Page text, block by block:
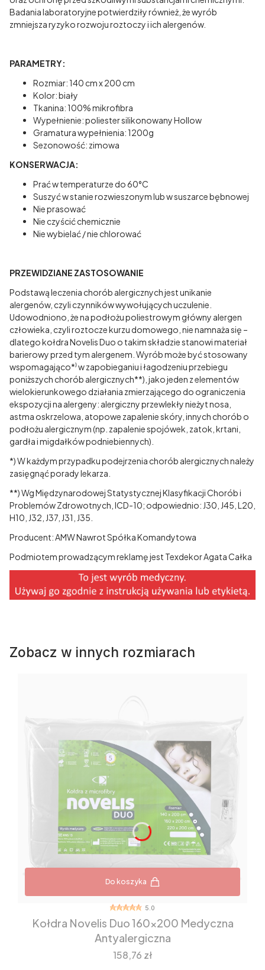
Badania laboratoryjne potwierdziły również, że wyrób
zmniejsza ryzyko rozwoju roztoczy i ich alergenów.
PARAMETRY:
Rozmiar: 140 cm x 200 cm
Kolor: biały
Tkanina: 100% mikrofibra
Wypełnienie: poliester silikonowany Hollow
Gramatura wypełnienia: 1200g
Sezonowość: zimowa
KONSERWACJA:
Prać w temperaturze do 60°C
Suszyć w stanie rozwieszonym lub w suszarce bębnowej
Nie prasować
Nie czyścić chemicznie
Nie wybielać / nie chlorować
PRZEWIDZIANE ZASTOSOWANIE
Podstawą leczenia chorób alergicznych jest unikanie
alergenów, czyli czynników wywołujących uczulenie.
Udowodniono, że na podłożu poliestrowym główny alergen
człowieka, czyli roztocze kurzu domowego, nie namnaża się –
dlatego kołdra Novelis Duo o takim składzie stanowi materiał
barierowy przed tym alergenem. Wyrób może być stosowany
wspomagająco*⁾ w zapobieganiu i łagodzeniu przebiegu
poniższych chorób alergicznych**), jako jeden z elementów
wielokierunkowego działania zmierzającego do ograniczenia
ekspozycji na alergeny: alergiczny przewlekły nieżyt nosa,
astma oskrzelowa, atopowe zapalenie skóry, innych chorób o
podłożu alergicznym (np. zapalenie spojówek, zatok, krtani,
gardła i migdałków podniebiennych).
*) W każdym przypadku podejrzenia chorób alergicznych należy
zasięgnąć porady lekarza.
**) Wg Międzynarodowej Statystycznej Klasyfikacji Chorób i
Problemów Zdrowotnych, ICD-10; odpowiednio: J30, J45, L20,
H10, J32, J37, J31, J35.
Producent: AMW Nawrot Spółka Komandytowa
Podmiotem prowadzącym reklamę jest Texdekor Agata Całka
Zobacz w innych rozmiarach
Do koszyka
5.0
Kołdra Novelis Duo 160x200 Medyczna
Antyalergiczna
Cena
158,76 zł